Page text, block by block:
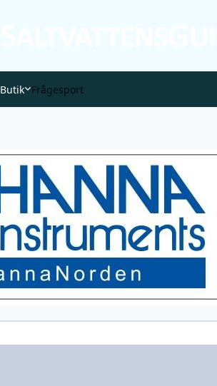
Butik Frågesport